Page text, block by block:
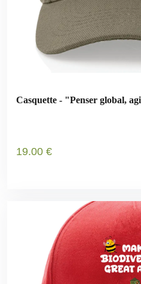
Casquette - "Penser global,
19.00 €